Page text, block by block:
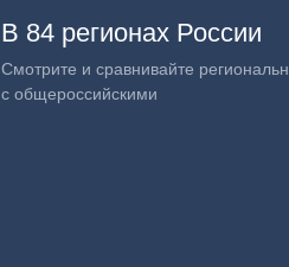
В 84 регионах России
Смотрите и сравнивайте
с общероссийскими